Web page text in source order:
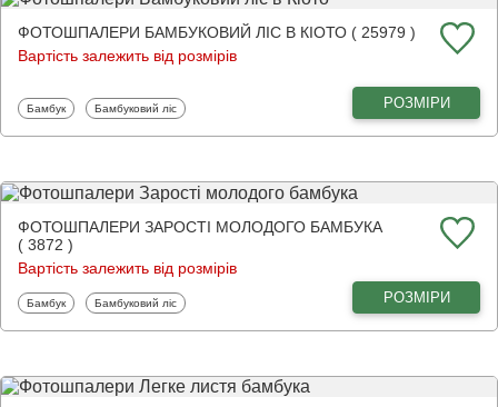
ФОТОШПАЛЕРИ БАМБУКОВИЙ ЛІС В КІОТО ( 25979 )
Вартість залежить від розмірів
Фотошпалери
Бамбук Фотошпалери
Бамбуковий ліс РОЗМІРИ
ФОТОШПАЛЕРИ ЗАРОСТІ МОЛОДОГО БАМБУКА
( 3872 )
Вартість залежить від розмірів
Фотошпалери
Бамбук Фотошпалери
Бамбуковий ліс РОЗМІРИ